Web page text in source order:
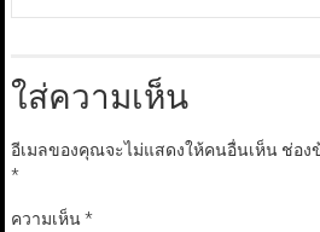
ใส่ความเห็น
อีเมลของคุณจะไม่แสดงให้คนอื่นเห็น ช่อง
*
ความเห็น*